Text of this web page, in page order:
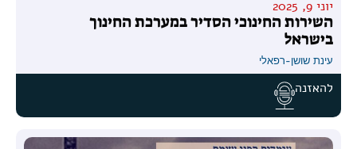
יוני 9, 2025
השירות החינוכי הסדיר במערכת החינוך
בישראל
עינת שושן-רפאלי
להאזנה